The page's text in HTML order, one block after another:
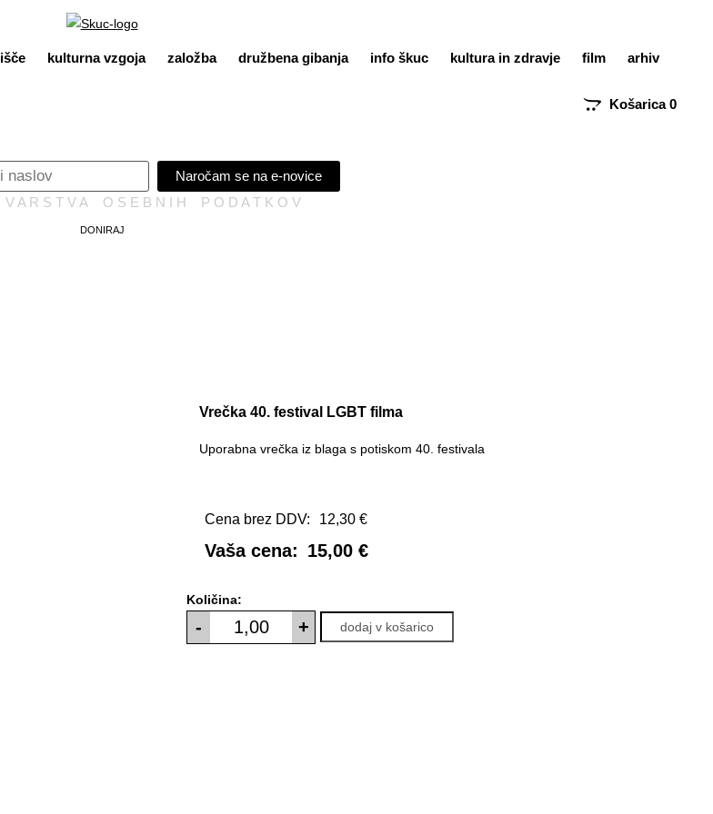
kulturna vzgoja založba družbena gibanja info škuc kultura in zdravje film
arhiv
Košarica0
Naročam se na e-novice
A R S T V A O S E B N I H P O D A T K O V
DONIRAJ
Vrečka 40. festival LGBT filma
Uporabna vrečka iz blaga s potiskom 40. festivala
Cena brez DDV: 12,30 €
Vaša cena: 15,00 €
Količina:
- + dodaj v košarico